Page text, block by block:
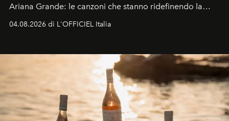
Ariana Grande: le canzoni che stanno ridefinendo la
colonna sonora della stagione.
04.08.2026 di L'OFFICIEL Italia